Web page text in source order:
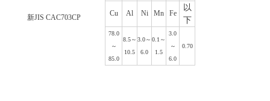
新JIS CAC703CP Cu Al Ni Mn Fe
以
下
78.0
～
85.0
8.5～
10.5
3.0～
6.0
0.1～
1.5
3.0
～
6.0
0.70